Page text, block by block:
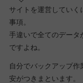
サイトを運営していく
事項。
手違いで全てのデー
ですよね。
自分でバックアップ
安がつきまといます。